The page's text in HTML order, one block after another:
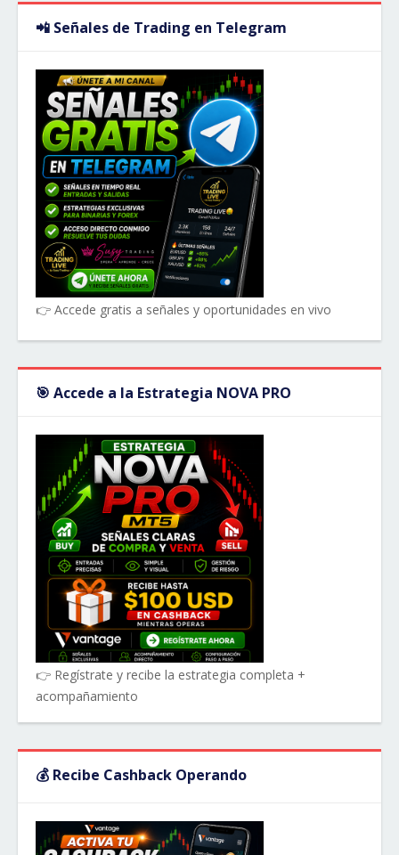
📲 Señales de Trading en Telegram
👉 Accede gratis a señales y oportunidades en vivo
🎯 Accede a la Estrategia NOVA PRO
👉 Regístrate y recibe la estrategia completa +
acompañamiento
💰 Recibe Cashback Operando